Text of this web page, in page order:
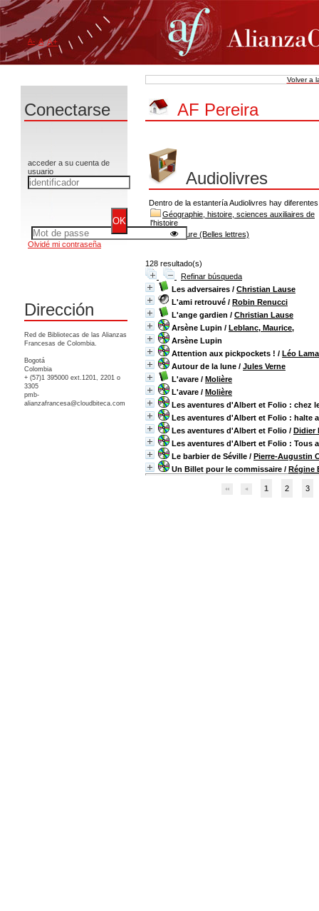
Volver a
AF Pereira
Audiolivres
Dentro de la estantería Audiolivres hay
Géographie, histoire, sciences auxiliaires de
l'histoire
Littérature (Belles lettres)
128 resultado(s)
Refinar búsqueda
Les adversaires / Christian Lause
L'ami retrouvé / Robin Renucci
L'ange gardien / Christian Lause
Arsène Lupin / Leblanc, Maurice,
Arsène Lupin
Attention aux pickpockets ! / Léo
Autour de la lune / Jules Verne
L'avare / Molière
L'avare / Molière
Les aventures d'Albert et Folio : chez
Les aventures d'Albert et Folio : halte
Les aventures d'Albert et Folio / Didier
Les aventures d'Albert et Folio : Tous
Le barbier de Séville / Pierre-Augustin
Un Billet pour le commissaire / Régine
1 2 3
A- A A+
Conectarse
acceder a su cuenta de
usuario
Olvidé mi contraseña
Dirección
Red de Bibliotecas de las Alianzas
Francesas de Colombia.
Bogotá
Colombia
+ (57)1 395000 ext.1201, 2201 o
3305
pmb-
alianzafrancesa@cloudbiteca.com